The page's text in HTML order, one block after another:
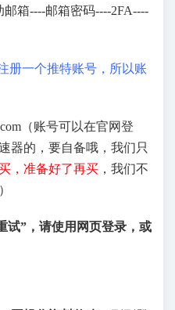
箱----邮箱密码----2FA----
册一个推特账号，所以账
（账号可以在官网登
器的，要自备哦，我们只
，准备好了再买 ，我们不
试”， 请使用网页登录，或